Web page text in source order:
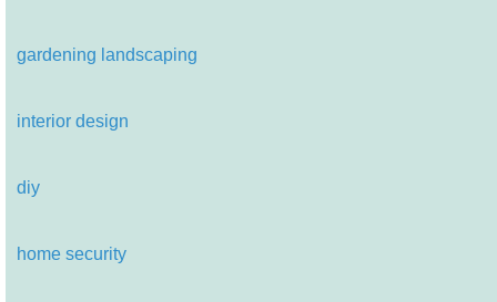
gardening landscaping
interior design
diy
home security